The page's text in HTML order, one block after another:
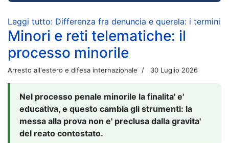
Leggi tutto: Differenza fra denuncia e querela: i termini
Minori e reti telematiche: il
processo minorile
Arresto all'estero e difesa internazionale 30 Luglio 2026
Nel processo penale minorile la finalita' e'
educativa, e questo cambia gli strumenti: la
messa alla prova non e' preclusa dalla gravita'
del reato contestato.